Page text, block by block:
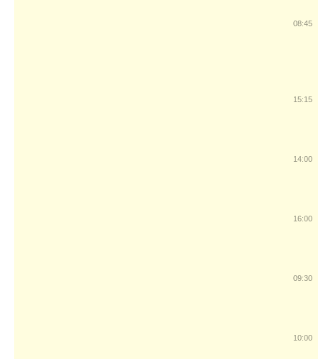
08:45
15:15
14:00
16:00
09:30
10:00